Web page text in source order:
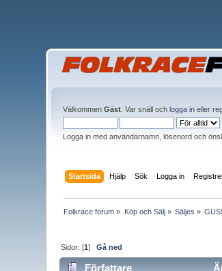
VälkommenGäst . Var snäll ochlogga in eller
Logga in med användarnamn, lösenord och
Startsida Hjälp Sök Logga in
Folkrace forum » Köp och Sälj» Säljes »
Sidor: [1]Gå ned
Författare